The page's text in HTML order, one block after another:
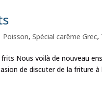
Poisson,Spécial carême Grec,
Nous voilà de nouveau
de discuter de la friture à